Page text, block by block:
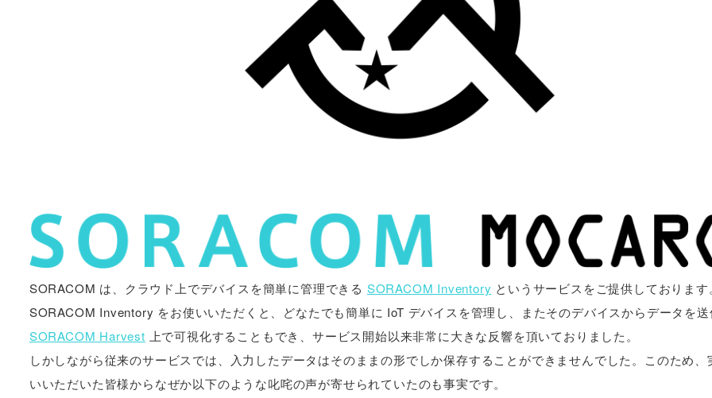
SORACOM は、クラウド上でデバイスを簡単に管理できる SORACOM Inventory というサービスをご提供しております
SORACOM Inventory をお使いいただくと、どなたでも簡単に IoT デバイスを管理し、またそのデバイスからデータを送
SORACOM Harvest 上で可視化することもでき、サービス開始以来非常に大きな反響を頂いておりました。
しかしながら従来のサービスでは、入力したデータはそのままの形でしか保存することができませんでした。このため、
いいただいた皆様からなぜか以下のような叱咤の声が寄せられていたのも事実です。